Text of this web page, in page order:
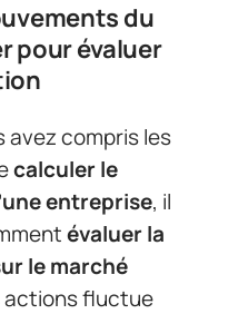
du
pour évaluer
avez compris les
calculer le
entreprise, il
évaluer la
le marché
actions fluctue